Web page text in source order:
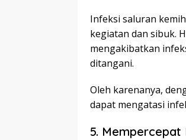
Infeksi saluran
kegiatan dan sibuk.
mengakibatkan
ditangani.
Oleh karenanya,
dapat mengatasi
5. Mempercepat